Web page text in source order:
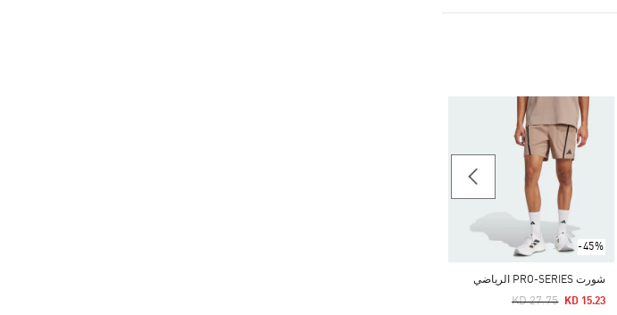
-45%
شورت PRO-SERIES الرياضي
Price Reduced From
KD 27.75
To KD 15.23
Price Reduced From